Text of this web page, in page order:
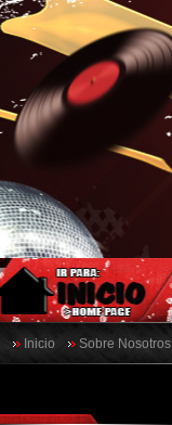
Inicio Sobre Nosotros